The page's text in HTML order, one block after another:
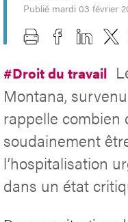
Publié mardi 03 février
#Droit du travail
Montana,
rappelle combien
soudainement
l’hospitalisation
dans un état